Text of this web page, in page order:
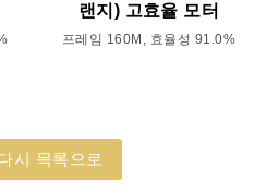
랜지) 고효율 모터
프레임 160M, 효율성 91.0%
시 목록으로